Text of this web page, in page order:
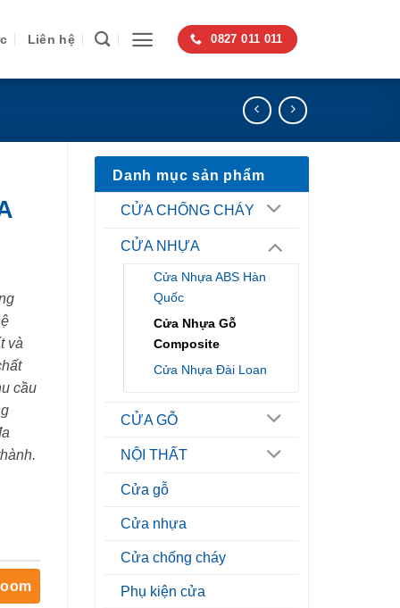
Liên hệ 0827 011 011
Danh mục sản phẩm
CỬA CHỐNG CHÁY
CỬA NHỰA
Cửa Nhựa ABS Hàn
Quốc
Cửa Nhựa Gỗ
Composite
Cửa Nhựa Đài Loan
CỬA GỖ
NỘI THẤT
Cửa gỗ
Cửa nhựa
Cửa chống cháy
Phụ kiện cửa
và
cầu